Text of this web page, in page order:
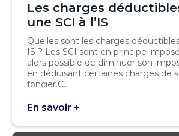
Les charges
une SCI à l’IS
Quelles sont les charges
IS ? Les SCI sont en principe
alors possible de diminuer son
en déduisant certaines charges de
foncier.C...
En savoir +